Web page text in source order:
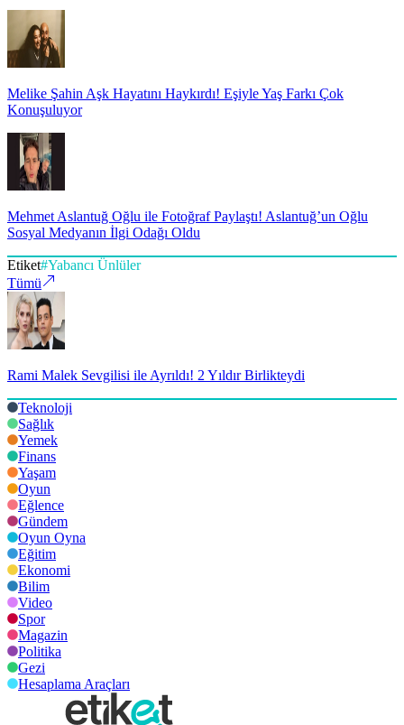
Melike Şahin Aşk Hayatını Haykırdı! Eşiyle Yaş Farkı Çok
Konuşuluyor
Mehmet Aslantuğ Oğlu ile Fotoğraf Paylaştı! Aslantuğ’un Oğlu
Sosyal Medyanın İlgi Odağı Oldu
Etiket#Yabancı Ünlüler
Tümü
Rami Malek Sevgilisi ile Ayrıldı! 2 Yıldır Birlikteydi
Teknoloji
Sağlık
Yemek
Finans
Yaşam
Oyun
Eğlence
Gündem
Oyun Oyna
Eğitim
Ekonomi
Bilim
Video
Spor
Magazin
Politika
Gezi
Hesaplama Araçları